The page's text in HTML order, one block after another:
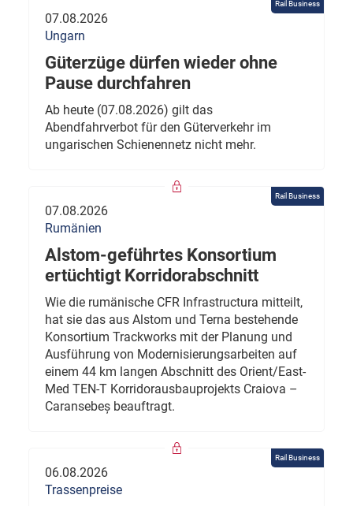
Rail Business
07.08.2026
Ungarn
Güterzüge dürfen wieder ohne
Pause durchfahren
Ab heute (07.08.2026) gilt das
Abendfahrverbot für den Güterverkehr im
ungarischen Schienennetz nicht mehr.
Rail Business
07.08.2026
Rumänien
Alstom-geführtes Konsortium
ertüchtigt Korridorabschnitt
Wie die rumänische CFR Infrastructura mitteilt,
hat sie das aus Alstom und Terna bestehende
Konsortium Trackworks mit der Planung und
Ausführung von Modernisierungsarbeiten auf
einem 44 km langen Abschnitt des Orient/East-
Med TEN-T Korridorausbauprojekts Craiova –
Caransebeș beauftragt.
Rail Business
06.08.2026
Trassenpreise